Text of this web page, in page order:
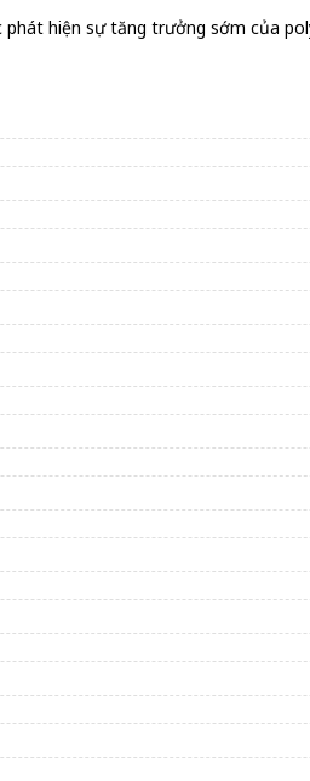
phát hiện sự tăng trưởng sớm của